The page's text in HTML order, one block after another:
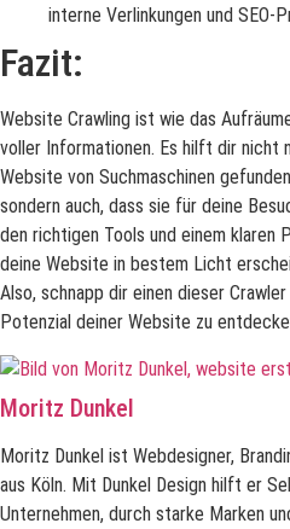
interne Verlinkungen und SEO-
Fazit:
Website Crawling ist wie das
voller Informationen. Es hilft dir nicht
Website von Suchmaschinen
sondern auch, dass sie für deine
den richtigen Tools und einem klaren
deine Website in bestem Licht
Also, schnapp dir einen dieser
Potenzial deiner Website zu
Moritz Dunkel
Moritz Dunkel ist Webdesigner,
aus Köln. Mit Dunkel Design hilft er
Unternehmen, durch starke Marken